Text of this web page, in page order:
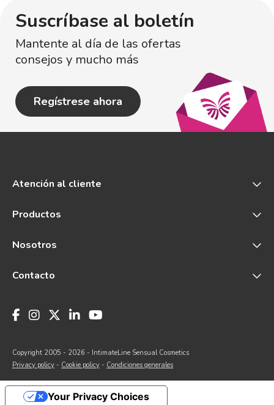
Suscríbase al boletín
Mantente al día de las ofertas
consejos y mucho más
Regístrese ahora
Atención al cliente
Productos
Nosotros
Contacto
Copyright 2005 - 2026 - IntimateLine Sensual Cosmetics
Privacy policy - Cookie policy - Condiciones generales
Your Privacy Choices